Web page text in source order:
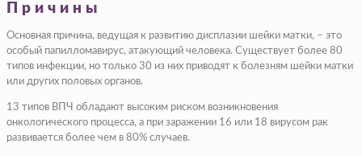
Причины
Основная причина, ведущая к развитию дисплазии шейки матки, – это
особый папилломавирус, атакующий человека. Существует более 80
типов инфекции, но только 30 из них приводят к болезням шейки матки
или других половых органов.
13 типов ВПЧ обладают высоким риском возникновения
онкологического процесса, а при заражении 16 или 18 вирусом рак
развивается более чем в 80% случаев.